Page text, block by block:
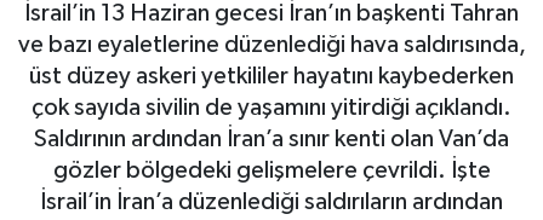
İsrail’in 13 Haziran gecesi İran’ın başkenti Tahran
ve bazı eyaletlerine düzenlediği hava saldırısında,
üst düzey askeri yetkililer hayatını kaybederken
çok sayıda sivilin de yaşamını yitirdiği açıklandı.
Saldırının ardından İran’a sınır kenti olan Van’da
gözler bölgedeki gelişmelere çevrildi. İşte
İsrail’in İran’a düzenlediği saldırıların ardından
Haber Arşivi